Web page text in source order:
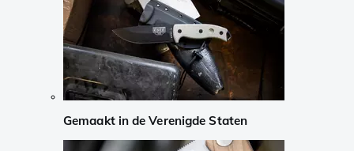
Gemaakt in de Verenigde Staten